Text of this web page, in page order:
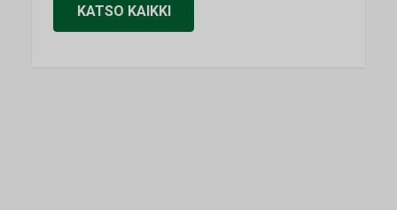
KATSO KAIKKI